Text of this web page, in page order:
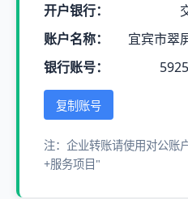
开户银行：
账户名称：
宜宾市翠
银行账号：
复制账号
注：企业转账请使用对公账
+服务项目"